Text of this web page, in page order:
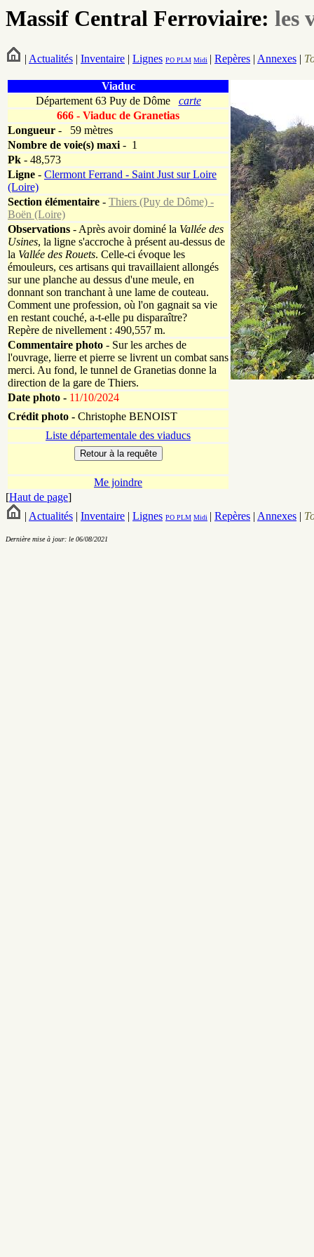
Massif Central Ferroviaire: les
| Actualités | Inventaire | Lignes PO PLM Midi | Repères | Annexes |
Viaduc
Département 63 Puy de Dôme carte
666 - Viaduc de Granetias
Longueur -
59 mètres
Nombre de voie(s) maxi- 1
Pk - 48,573
Ligne - Clermont Ferrand - Saint Just sur Loire
(Loire)
Section élémentaire - Thiers (Puy de Dôme) -
Boën (Loire)
Observations - Après avoir dominé la Vallée des
Usines, la ligne s'accroche à présent au-dessus de
la Vallée des Rouets. Celle-ci évoque les
émouleurs, ces artisans qui travaillaient allongés
sur une planche au dessus d'une meule, en
donnant son tranchant à une lame de couteau.
Comment une profession, où l'on gagnait sa vie
en restant couché, a-t-elle pu disparaître?
Repère de nivellement : 490,557 m.
Commentaire photo - Sur les arches de
l'ouvrage, lierre et pierre se livrent un combat sans
merci. Au fond, le tunnel de Granetias donne la
direction de la gare de Thiers.
Date photo - 11/10/2024
Crédit photo - Christophe BENOIST
Liste départementale des viaducs
Me joindre
[Haut de page]
| Actualités | Inventaire | Lignes PO PLM Midi | Repères | Annexes |
Dernière mise à jour: le 06/08/2021